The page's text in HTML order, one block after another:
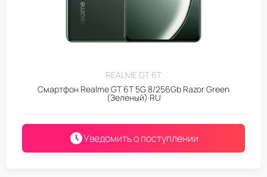
REALME GT 6T
Смартфон Realme GT 6T 5G 8/256Gb Razor Green
(Зеленый) RU
Уведомить о поступлении